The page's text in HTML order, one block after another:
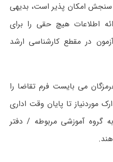
سنجش امکان پذیر است، بدیهی
اطلاعات هیچ حقی را برای
در مقطع کارشناسی ارشد
می بایست فرم تقاضا را
موردنیاز تا پایان وقت اداری
به گروه آموزشی مربوطه / دفتر